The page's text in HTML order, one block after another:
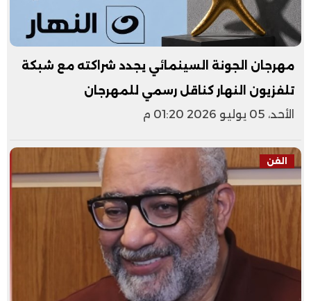
مهرجان الجونة السينمائي يجدد شراكته مع شبكة
تلفزيون النهار كناقل رسمي للمهرجان
الأحد، 05 يوليو 2026 01:20 م
الفن